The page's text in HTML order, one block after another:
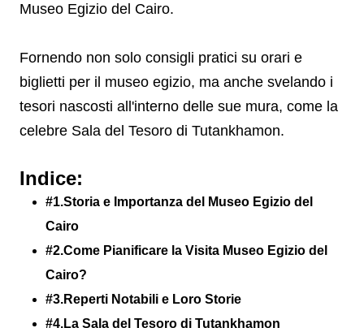
Museo Egizio del Cairo.
Fornendo non solo consigli pratici su orari e
biglietti per il museo egizio, ma anche svelando i
tesori nascosti all'interno delle sue mura, come la
celebre Sala del Tesoro di Tutankhamon.
Indice:
#1.Storia e Importanza del Museo Egizio del
Cairo
#2.Come Pianificare la Visita Museo Egizio del
Cairo?
#3.Reperti Notabili e Loro Storie
#4.La Sala del Tesoro di Tutankhamon